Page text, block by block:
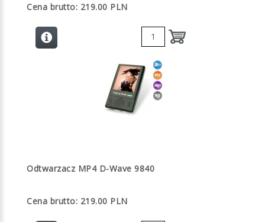
Cena brutto: 219.00 PLN
Odtwarzacz MP4 D-Wave 9840
Cena brutto: 219.00 PLN